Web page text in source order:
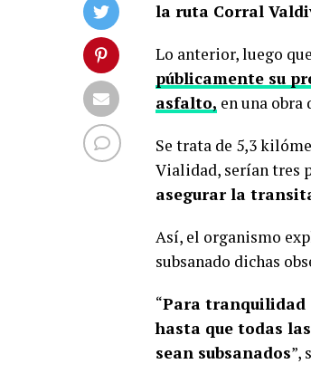
la ruta Corral
Lo anterior, luego
públicamente su
asfalto, en una
Se trata de 5,3
Vialidad, serían tres
asegurar la
Así, el organismo
subsanado dichas
“Para tranquilidad
hasta que todas
sean subsanados”,